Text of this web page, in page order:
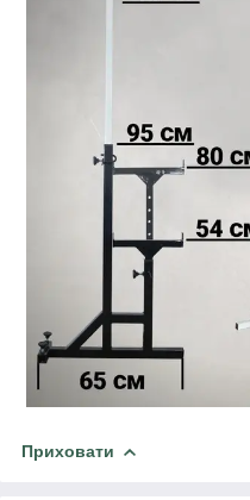
Приховати